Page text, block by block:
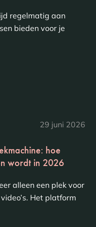
regelmatig aan
bieden voor je
29 juni 2026
hoe
wordt in 2026
alleen een plek voor
Het platform